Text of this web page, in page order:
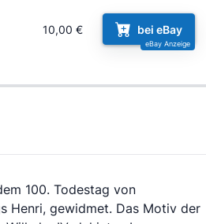
10,00 € bei eBay
100. Todestag von
Henri, gewidmet. Das Motiv der